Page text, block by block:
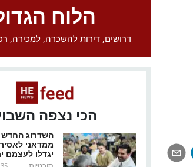
הלוח
דרושים, דירות להשכרה, למכירה,
הכי נצפה
השדרוג
ממדאני
יגדלו לעצמם